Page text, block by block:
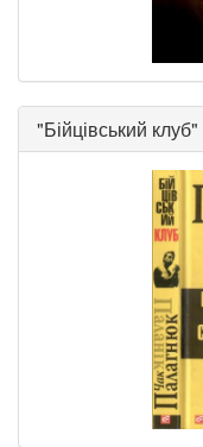
"Бійцівський клуб"